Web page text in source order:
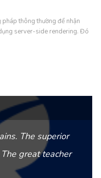
pháp thông thường để nhận
server-side rendering. Đó
The superior
great teacher